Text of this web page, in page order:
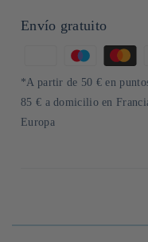
Envío gratuito
de
pago
*A partir de 50 € en
85 € a domicilio en
Europa